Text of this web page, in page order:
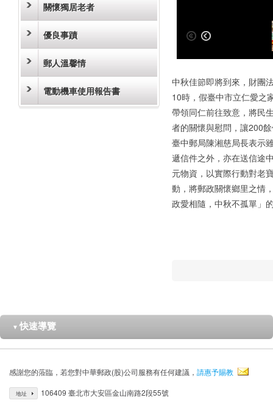
關懷獨居老者
優良事蹟
郵人溫馨情
電動機車使用報告書
中秋佳節即將到來，財團
10時，假臺中市立仁愛之
帶領同仁前往致意，將民
者的關懷與慰問，讓200
臺中郵局陳湘慈局長表示
遞信件之外，亦在送信途
元物資，以實際行動對老
動，將郵政關懷鄉里之情
政愛相隨，中秋不孤單」
▼ 快速導覽
感謝您的蒞臨，若您對中華郵政(股)公司服務有任何建議， 請惠予賜教
地址 106409 臺北市大安區金山南路2段55號